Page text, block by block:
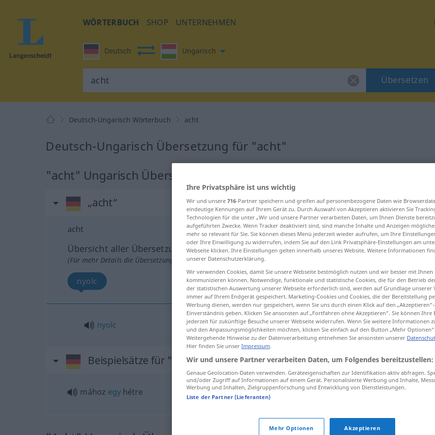
WÖRTERBUCH SHOP UNTERNEHMEN
Deutsch Ungarisch
Übersetzen
Deutsch-Ungarisch Wörterbuch acht
Deutsch-Ungarisch Übersetzung für "acht"
"acht" Ungarisch Übersetzung
„acht“
acht
Übersicht aller Übersetzungen
(Für mehr Details die Übersetzung anklicken/antippen)
nyolc
nyolc acht
Beispielsätze für "acht"
mához egyhétre heutein acht Tagen
Ihre Privatsphäre ist uns wichtig
Wir und unsere 716-Partner speichern und greifen auf personenbezogene Daten wie
eindeutige Kennungen auf Ihrem Gerät zu. Durch Auswahl von Akzeptieren aktivieren Sie
Technologien für die unter „Wir und unsere Partner verarbeiten Daten, um Ihnen Dienste
aufgeführten Zwecke. Wenn Tracker deaktiviert sind, sind manche Inhalte und Anzeigen
mehr so relevant für Sie. Sie können dieses Menü jederzeit wieder aufrufen, um Ihre
oder Ihre Einwilligung zu widerrufen, indem Sie auf den Link Privatsphäre-Einstellungen am
Webseite klicken. Ihre Einstellungen gelten innerhalb unseres Website. Weitere Informationen
unserer Datenschutzerklärung.
Wir verwenden Cookies, damit Sie unsere Webseite bestmöglich nutzen und wir besser mit Ihnen
kommunizieren können. Notwendige, funktionale und statistische Cookies, die für den Betrieb
der statistischen Auswertung unserer Webseite erforderlich sind, werden auf Grundlage unserer
immer auf Ihrem Endgerät gespeichert. Marketing-Cookies und Cookies, die der Bereitstellung
Werbung dienen, werden nur gespeichert, wenn Sie uns durch einen Klick auf den
Einverständnis geben. Klicken Sie ansonsten auf „Fortfahren ohne Akzeptieren“. Sie können Ihre
jederzeit für zukünftige Besuche unserer Webseite widerrufen. Wenn Sie weitere Informationen
und den Anpassungsmöglichkeiten möchten, klicken Sie einfach auf den Button „Mehr Optionen“.
Weitergehende Hinweise zu der Datenverarbeitung entnehmen Sie ansonsten unserer
Hier finden Sie unser Impressum.
Wir und unsere Partner verarbeiten Daten, um Folgendes bereitzustellen:
Genaue Geolocation-Daten verwenden. Geräteeigenschaften zur Identifikation aktiv abfragen.
und/oder Zugriff auf Informationen auf einem Gerät. Personalisierte Werbung und Inhalte,
Werbung und Inhalten, Zielgruppenforschung und Entwicklung von Dienstleistungen.
Liste der Partner (Lieferanten)
Mehr Optionen Akzeptieren